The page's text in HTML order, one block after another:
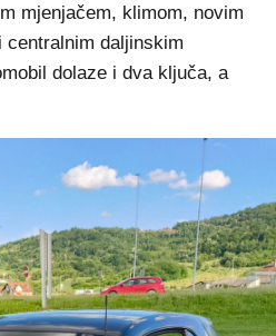
mjenjačem, klimom, novim
centralnim daljinskim
dolaze i dva ključa, a